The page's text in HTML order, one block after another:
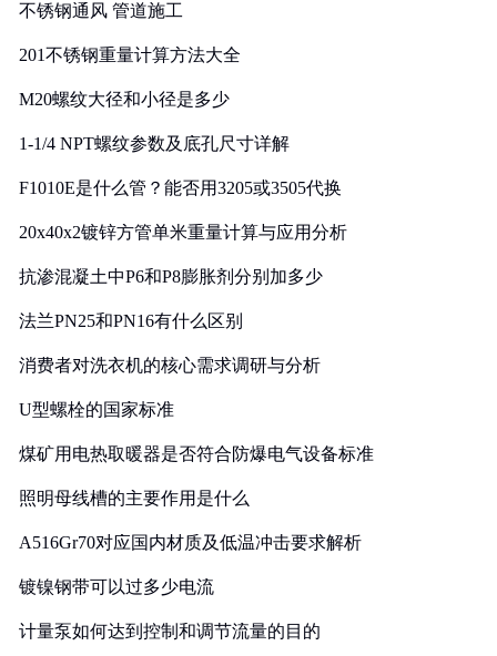
不锈钢通风 管道施工
201不锈钢重量计算方法大全
M20螺纹大径和小径是多少
1-1/4 NPT螺纹参数及底孔尺寸详解
F1010E是什么管？能否用3205或3505代换
20x40x2镀锌方管单米重量计算与应用分析
抗渗混凝土中P6和P8膨胀剂分别加多少
法兰PN25和PN16有什么区别
消费者对洗衣机的核心需求调研与分析
U型螺栓的国家标准
煤矿用电热取暖器是否符合防爆电气设备标准
照明母线槽的主要作用是什么
A516Gr70对应国内材质及低温冲击要求解析
镀镍钢带可以过多少电流
计量泵如何达到控制和调节流量的目的